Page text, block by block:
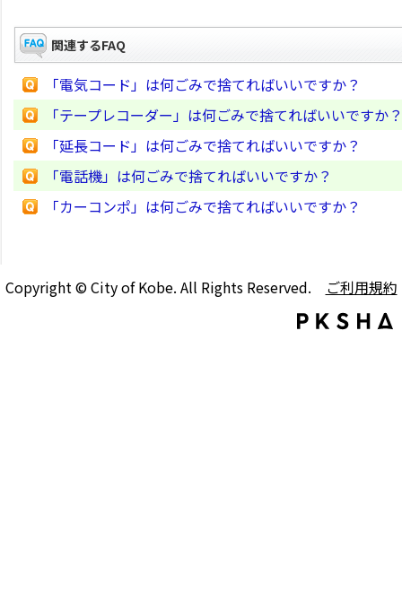
関連するFAQ
「電気コード」は何ごみで捨てればいいですか？
「テープレコーダー」は何ごみで捨てればいいですか？
「延長コード」は何ごみで捨てればいいですか？
「電話機」は何ごみで捨てればいいですか？
「カーコンポ」は何ごみで捨てればいいですか？
Copyright © City of Kobe. All Rights Reserved. ご利用規約